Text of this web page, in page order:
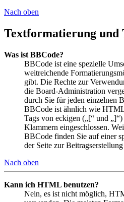
Nach oben
Textformatierung und
Was ist BBCode?
BBCode ist eine spezielle
weitreichende
gibt. Die Rechte zur
die Board-Administration
durch Sie für jeden einzelnen
BBCode ist ähnlich wie
Tags von eckigen („[“ und
Klammern eingeschlossen.
BBCode finden Sie auf einer
der Seite zur
Nach oben
Kann ich HTML benutzen?
Nein, es ist nicht möglich,